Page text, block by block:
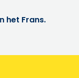
het Frans.